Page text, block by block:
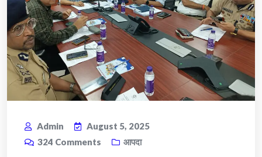
Admin
August 5, 2025
324 Comments आपदा